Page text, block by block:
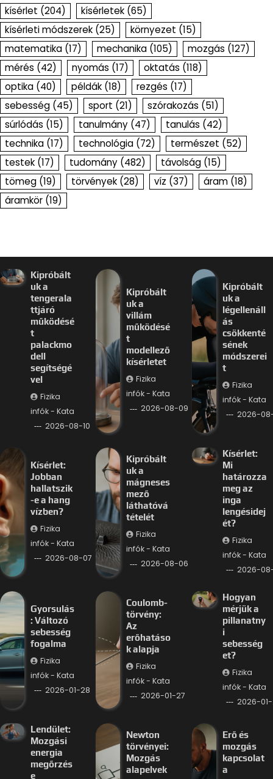
kísérlet (204) kísérletek (65)
kísérleti módszerek (25) környezet (15)
matematika (17) mechanika (105) mozgás (127)
mérés (42) nyomás (17) oktatás (118)
optika (40) példák (18) rezgés (17)
sebesség (45) sport (21) szórakozás (51)
súrlódás (15) tanulmány (47) tanulás (42)
technika (17) technológia (72) természet (52)
testek (17) tudomány (482) távolság (15)
tömeg (19) törvények (28) víz (37) áram (18)
áramkör (19)
Kipróbált
uk a
tengerala
ttjáró
működésé
t
palackmo
dell
segítségé
vel
Fizika
infók - Kata
2026-08-10
Kipróbált
uk a
villám
működésé
t
modellező
kísérletet
Fizika
infók - Kata
2026-08-09
Kipróbált
uk a
légellenáll
ás
csökkenté
sének
módszerei
t
Fizika
infók - Kata
2026-
Kísérlet:
Jobban
hallatszik
-e a hang
vízben?
Fizika
infók - Kata
2026-08-07
Kipróbált
uk a
mágneses
mező
láthatóvá
tételét
Fizika
infók - Kata
2026-08-06
Kísérlet:
Mi
határozza
meg az
inga
lengésidej
ét?
Fizika
infók - Kata
2026-
Gyorsulás
: Változó
sebesség
fogalma
Fizika
infók - Kata
2026-01-28
Coulomb-
törvény:
Az
erőhatáso
k alapja
Fizika
infók - Kata
2026-01-27
Hogyan
mérjük a
pillanatny
i
sebesség
et?
Fizika
infók - Kata
2026-
Lendület:
Mozgási
energia
megőrzés
e
Newton
törvényei:
Mozgás
alapelvek
Erő és
mozgás
kapcsolat
a